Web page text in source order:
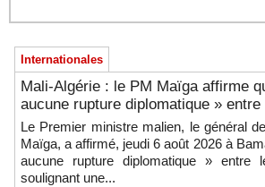
Internationales
Mali-Algérie : le PM Maïga affirme
aucune rupture diplomatique »
Le Premier ministre malien, le général
Maïga, a affirmé, jeudi 6 août 2026 à
aucune rupture diplomatique » entre
soulignant une...